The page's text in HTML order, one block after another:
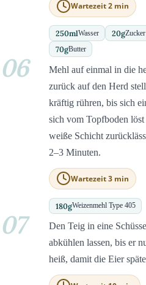
Wartezeit 2 min
250mlWasser 20gZucker
70gButter
06
Mehl auf einmal in die
zurück auf den Herd
kräftig rühren, bis sich
sich vom Topfboden
weiße Schicht
2–3 Minuten.
Wartezeit 3 min
180gWeizenmehl Type 405
07
Den Teig in eine
abkühlen lassen, bis er
heiß, damit die Eier